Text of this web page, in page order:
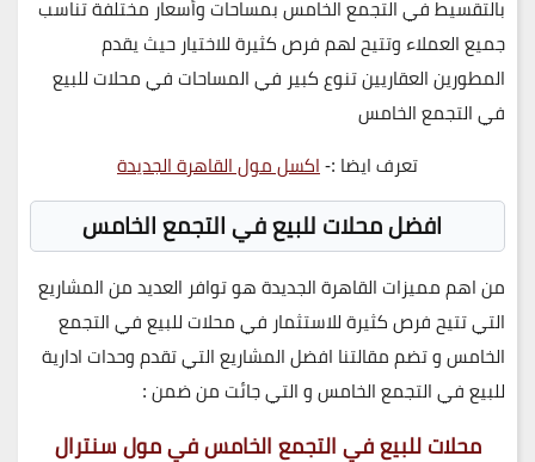
بالتقسيط في التجمع الخامس بمساحات وأسعار مختلفة تناسب
جميع العملاء وتتيح لهم فرص كثيرة للاختيار حيث يقدم
المطورين العقاريين تنوع كبير في المساحات في محلات للبيع
في التجمع الخامس
تعرف ايضا :-اكسل مول القاهرة الجديدة
افضل محلات للبيع في التجمع الخامس
من اهم مميزات القاهرة الجديدة هو توافر العديد من المشاريع
التي تتيح فرص كثيرة للاستثمار في محلات للبيع في التجمع
الخامس و تضم مقالتنا افضل المشاريع التي تقدم وحدات ادارية
للبيع في التجمع الخامس و التي جائت من ضمن :
محلات للبيع في التجمع الخامس في مول سنترال